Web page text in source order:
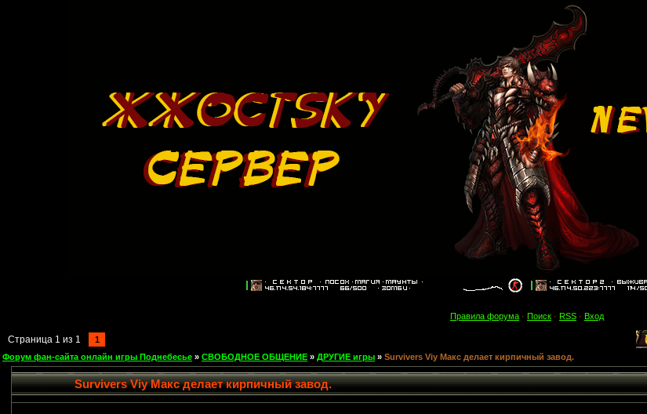
Правила форума · Поиск · RSS · Вход
Страница 1 из 1
1
Форум фан-сайта онлайн игры Поднебесье » СВОБОДНОЕ ОБЩЕНИЕ » ДРУГИЕ игры » Survivers Viy Макс делает кирпичный завод.
Survivers Viy Макс делает кирпичный завод.